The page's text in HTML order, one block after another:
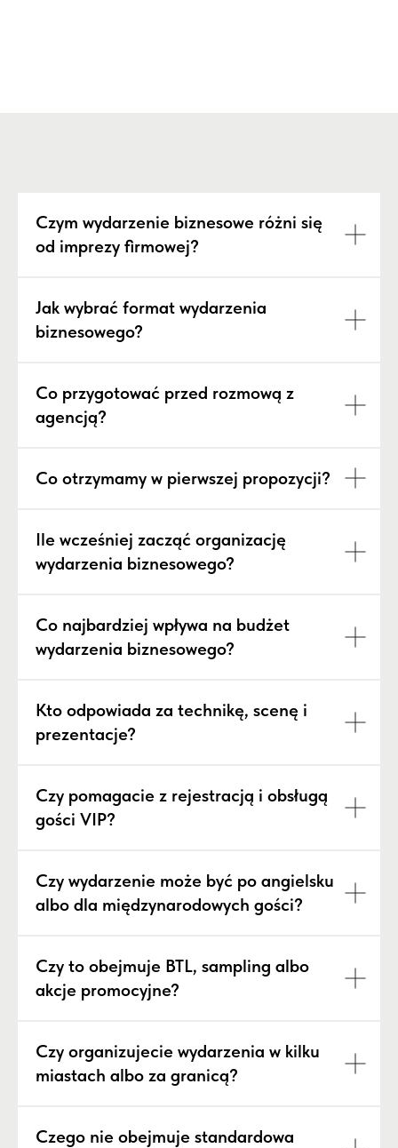
Czym wydarzenie biznesowe różni się
od imprezy firmowej?
Jak wybrać format wydarzenia
biznesowego?
Co przygotować przed rozmową z
agencją?
Co otrzymamy w pierwszej propozycji?
Ile wcześniej zacząć organizację
wydarzenia biznesowego?
Co najbardziej wpływa na budżet
wydarzenia biznesowego?
Kto odpowiada za technikę, scenę i
prezentacje?
Czy pomagacie z rejestracją i obsługą
gości VIP?
Czy wydarzenie może być po angielsku
albo dla międzynarodowych gości?
Czy to obejmuje BTL, sampling albo
akcje promocyjne?
Czy organizujecie wydarzenia w kilku
miastach albo za granicą?
Czego nie obejmuje standardowa